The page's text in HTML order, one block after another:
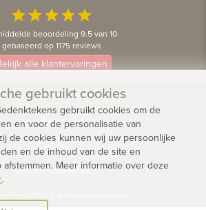
starstarstarstarstar
beoordeling 9.5 van 10
gebaseerd op 1175 reviews
alle klantervaringen
- Den Hollandsche Gedenktekens
Privacy
Algemene voorwaarden
gebruikt cookies
gebruikt cookies om de
en voor de personalisatie van
de cookies kunnen wij uw persoonlijke
en de inhoud van de site en
Meer informatie over deze
.